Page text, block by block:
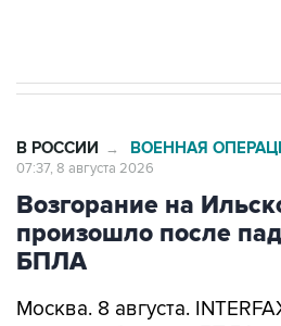
В РОССИИ → ВОЕННАЯ
07:37, 8 августа 2026
Возгорание на
произошло после
БПЛА
Москва. 8 августа.